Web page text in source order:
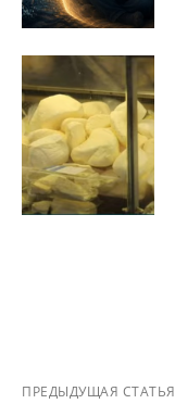
ПРЕДЫДУЩАЯ СТАТЬЯ